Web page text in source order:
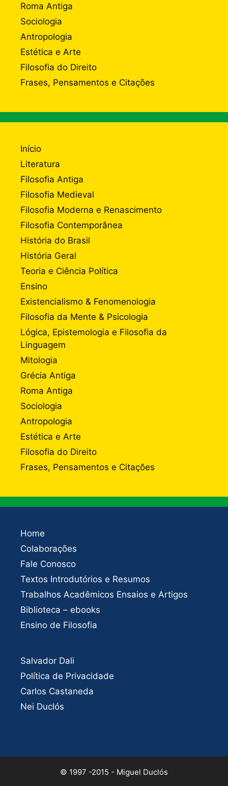
Roma Antiga
Sociologia
Antropologia
Estética e Arte
Filosofia do Direito
Frases, Pensamentos e Citações
Início
Literatura
Filosofia Antiga
Filosofia Medieval
Filosofia Moderna e Renascimento
Filosofia Contemporânea
História do Brasil
História Geral
Teoria e Ciência Política
Ensino
Existencialismo & Fenomenologia
Filosofia da Mente & Psicologia
Lógica, Epistemologia e Filosofia da
Linguagem
Mitologia
Grécia Antiga
Roma Antiga
Sociologia
Antropologia
Estética e Arte
Filosofia do Direito
Frases, Pensamentos e Citações
Home
Colaborações
Fale Conosco
Textos Introdutórios e Resumos
Trabalhos Acadêmicos Ensaios e Artigos
Biblioteca – ebooks
Ensino de Filosofia
Salvador Dali
Política de Privacidade
Carlos Castaneda
Nei Duclós
© 1997 -2015 - Miguel Duclós